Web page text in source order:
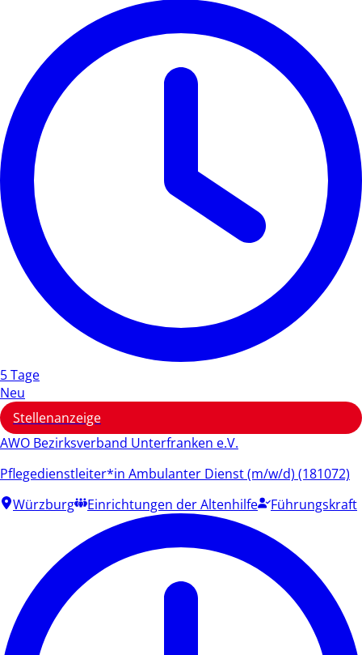
5 Tage
Neu
Stellenanzeige
AWO Bezirksverband Unterfranken e.V.
Pflegedienstleiter*in Ambulanter Dienst (m/w/d) (181072)
Würzburg
Einrichtungen der Altenhilfe Führungskraft